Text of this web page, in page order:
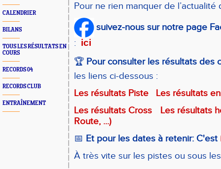
CALENDRIER
BILANS
TOUS LES RÉSULTATS EN
COURS
RECORDS 04
RECORDS CLUB
ENTRAÎNEMENT
Pour ne rien manquer de l’actualité
suivez-nous sur notre page
: ici
🏆 Pour consulter les résultats des
les liens ci-dessous :
Les résultats Piste
Les résultats
Les résultats Cross
Les résultats
Route, ...)
📅 Et pour les dates à retenir: C'est
À très vite sur les pistes ou sous